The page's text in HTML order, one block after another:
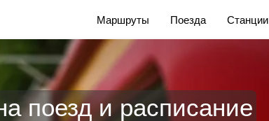
Маршруты Поезда Станции
поезд и расписание